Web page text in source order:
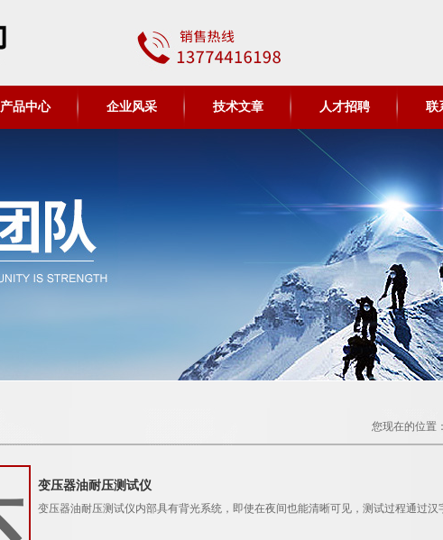
产品中心 企业风采 技术文章 人才招聘 联
您现在的位置：
变压器油耐压测试仪
变压器油耐压测试仪内部具有背光系统，即使在夜间也能清晰可见，测试过程通过汉